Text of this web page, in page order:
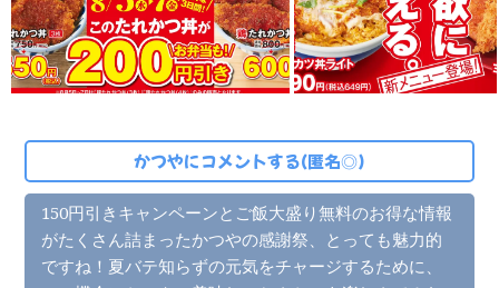
かつやにコメントする(匿名◎)
150円引きキャンペーンとご飯大盛り無料のお得な情報
がたくさん詰まったかつやの感謝祭、とっても魅力的
ですね！夏バテ知らずの元気をチャージするために、